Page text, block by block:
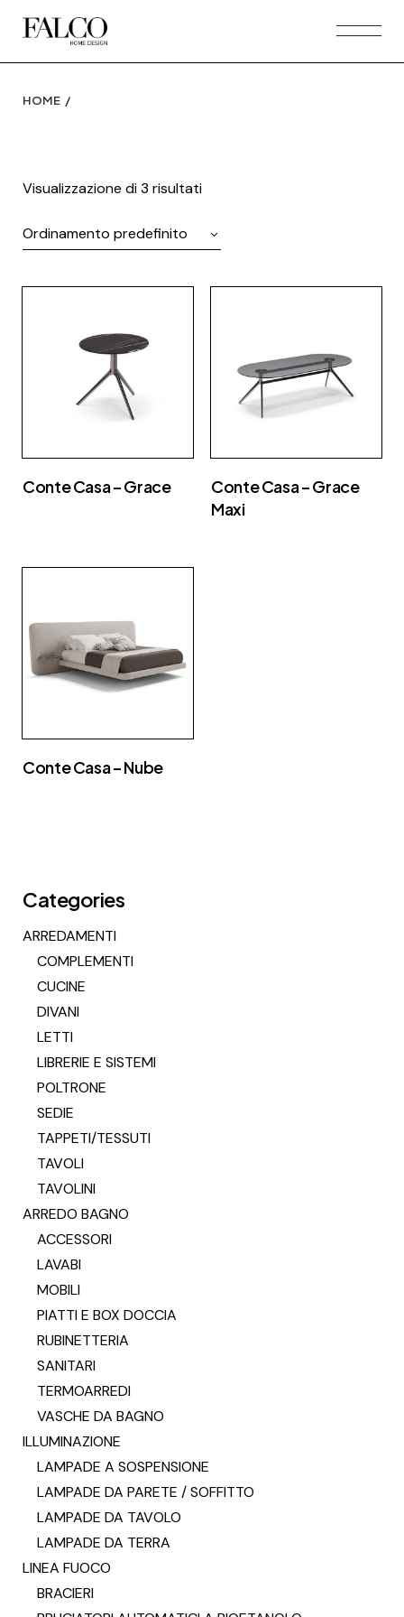
HOME
Visualizzazione di 3 risultati
Ordinamento predefinito
Conte Casa – Grace
Conte Casa – Grace
Maxi
Conte Casa – Nube
Categories
ARREDAMENTI
COMPLEMENTI
CUCINE
DIVANI
LETTI
LIBRERIE E SISTEMI
POLTRONE
SEDIE
TAPPETI/TESSUTI
TAVOLI
TAVOLINI
ARREDO BAGNO
ACCESSORI
LAVABI
MOBILI
PIATTI E BOX DOCCIA
RUBINETTERIA
SANITARI
TERMOARREDI
VASCHE DA BAGNO
ILLUMINAZIONE
LAMPADE A SOSPENSIONE
LAMPADE DA PARETE / SOFFITTO
LAMPADE DA TAVOLO
LAMPADE DA TERRA
LINEA FUOCO
BRACIERI